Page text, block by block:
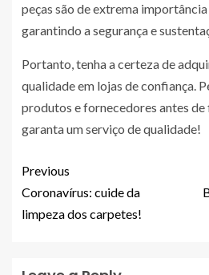
peças são de extrema
garantindo a segurança e
Portanto, tenha a certeza de
qualidade em lojas de confiança.
produtos e fornecedores antes
garanta um serviço de qualidade!
Previous
Coronavírus: cuide da
limpeza dos carpetes!